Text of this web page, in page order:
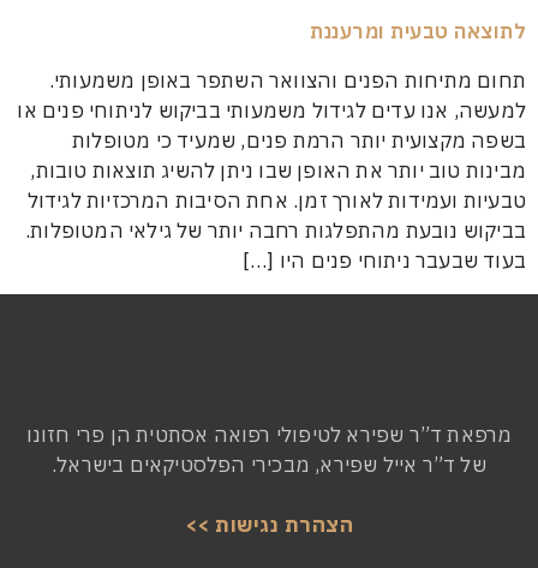
טבעית ומרעננת
הפנים והצוואר השתפר באופן משמעותי.
עדים לגידול משמעותי בביקוש לניתוחי פנים או
יותר הרמת פנים, שמעיד כי מטופלות
יותר את האופן שבו ניתן להשיג תוצאות טובות,
לאורך זמן. אחת הסיבות המרכזיות לגידול
נובעת מהתפלגות רחבה יותר של גילאי המטופלות.
ניתוחי פנים היו […]
ד”ר שפירא לטיפולי רפואה אסתטית הן פרי חזונו
אייל שפירא, מבכירי הפלסטיקאים בישראל.
הצהרת נגישות >>